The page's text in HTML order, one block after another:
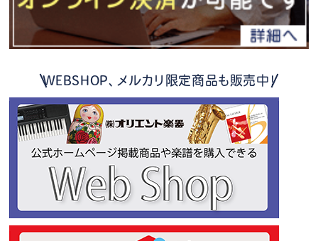
WEBSHOP、メルカリ限定商品も販売中！